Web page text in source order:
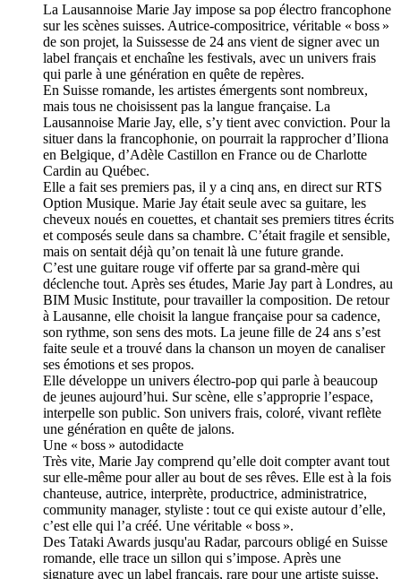
La Lausannoise Marie Jay impose sa pop électro francophone
sur les scènes suisses. Autrice-compositrice, véritable « boss »
de son projet, la Suissesse de 24 ans vient de signer avec un
label français et enchaîne les festivals, avec un univers frais
qui parle à une génération en quête de repères.
En Suisse romande, les artistes émergents sont nombreux,
mais tous ne choisissent pas la langue française. La
Lausannoise Marie Jay, elle, s’y tient avec conviction. Pour la
situer dans la francophonie, on pourrait la rapprocher d’Iliona
en Belgique, d’Adèle Castillon en France ou de Charlotte
Cardin au Québec.
Elle a fait ses premiers pas, il y a cinq ans, en direct sur RTS
Option Musique. Marie Jay était seule avec sa guitare, les
cheveux noués en couettes, et chantait ses premiers titres écrits
et composés seule dans sa chambre. C’était fragile et sensible,
mais on sentait déjà qu’on tenait là une future grande.
C’est une guitare rouge vif offerte par sa grand-mère qui
déclenche tout. Après ses études, Marie Jay part à Londres, au
BIM Music Institute, pour travailler la composition. De retour
à Lausanne, elle choisit la langue française pour sa cadence,
son rythme, son sens des mots. La jeune fille de 24 ans s’est
faite seule et a trouvé dans la chanson un moyen de canaliser
ses émotions et ses propos.
Elle développe un univers électro-pop qui parle à beaucoup
de jeunes aujourd’hui. Sur scène, elle s’approprie l’espace,
interpelle son public. Son univers frais, coloré, vivant reflète
une génération en quête de jalons.
Une « boss » autodidacte
Très vite, Marie Jay comprend qu’elle doit compter avant tout
sur elle-même pour aller au bout de ses rêves. Elle est à la fois
chanteuse, autrice, interprète, productrice, administratrice,
community manager, styliste : tout ce qui existe autour d’elle,
c’est elle qui l’a créé. Une véritable « boss ».
Des Tataki Awards jusqu'au Radar, parcours obligé en Suisse
romande, elle trace un sillon qui s’impose. Après une
signature avec un label français, rare pour une artiste suisse,